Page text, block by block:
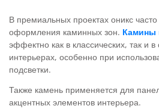
В премиальных проектах оникс
оформления каминных зон. Камины
эффектно как в классических, так и
интерьерах, особенно при
подсветки.
Также камень применяется для
акцентных элементов интерьера.